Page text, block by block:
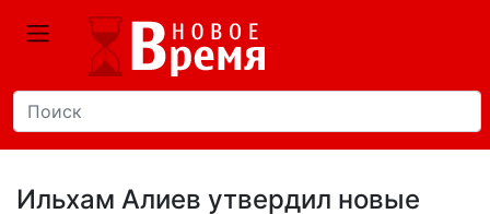
Ильхам Алиев утвердил новые